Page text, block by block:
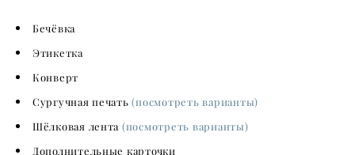
Бечёвка
Этикетка
Конверт
Сургучная печать(посмотреть варианты)
Шёлковая лента (посмотреть варианты)
Дополнительные карточки